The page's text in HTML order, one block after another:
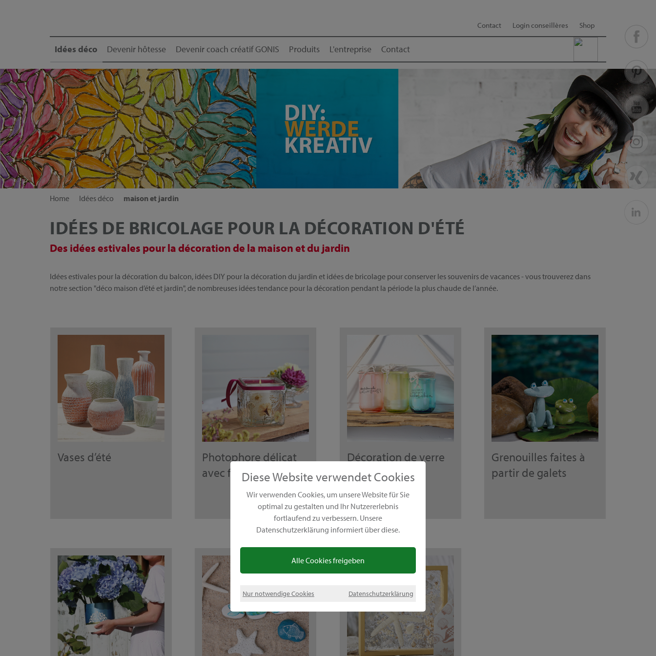
Diese Website verwendet Cookies
Wir verwenden Cookies, um unsere Website für Sie
optimal zu gestalten und Ihr Nutzererlebnis
fortlaufend zu verbessern. Unsere
Datenschutzerklärung informiert über diese.
Alle Cookies freigeben
Nur notwendige Cookies Datenschutzerklärung
Contact Login conseillères Shop
Idées déco Devenir hôtesse Devenir coach créatif GONIS Produits L'entreprise Contact
Home Idées déco maison et jardin
IDÉES DE BRICOLAGE POUR LA DÉCORATION D'ÉTÉ
Des idées estivales pour la décoration de la maison et du jardin
Idées estivales pour la décoration du balcon, idées DIY pour la décoration du jardin et idées de bricolage pour conserver les souvenirs de vacances - vous trouverez dans
notre section "déco maison d’été et jardin", de nombreuses idées tendance pour la décoration pendant la période la plus chaude de l’année.
Vases d’été
Photophore délicat
avec fleurs
Décoration de verre
colorée
Grenouilles faites à
partir de galets